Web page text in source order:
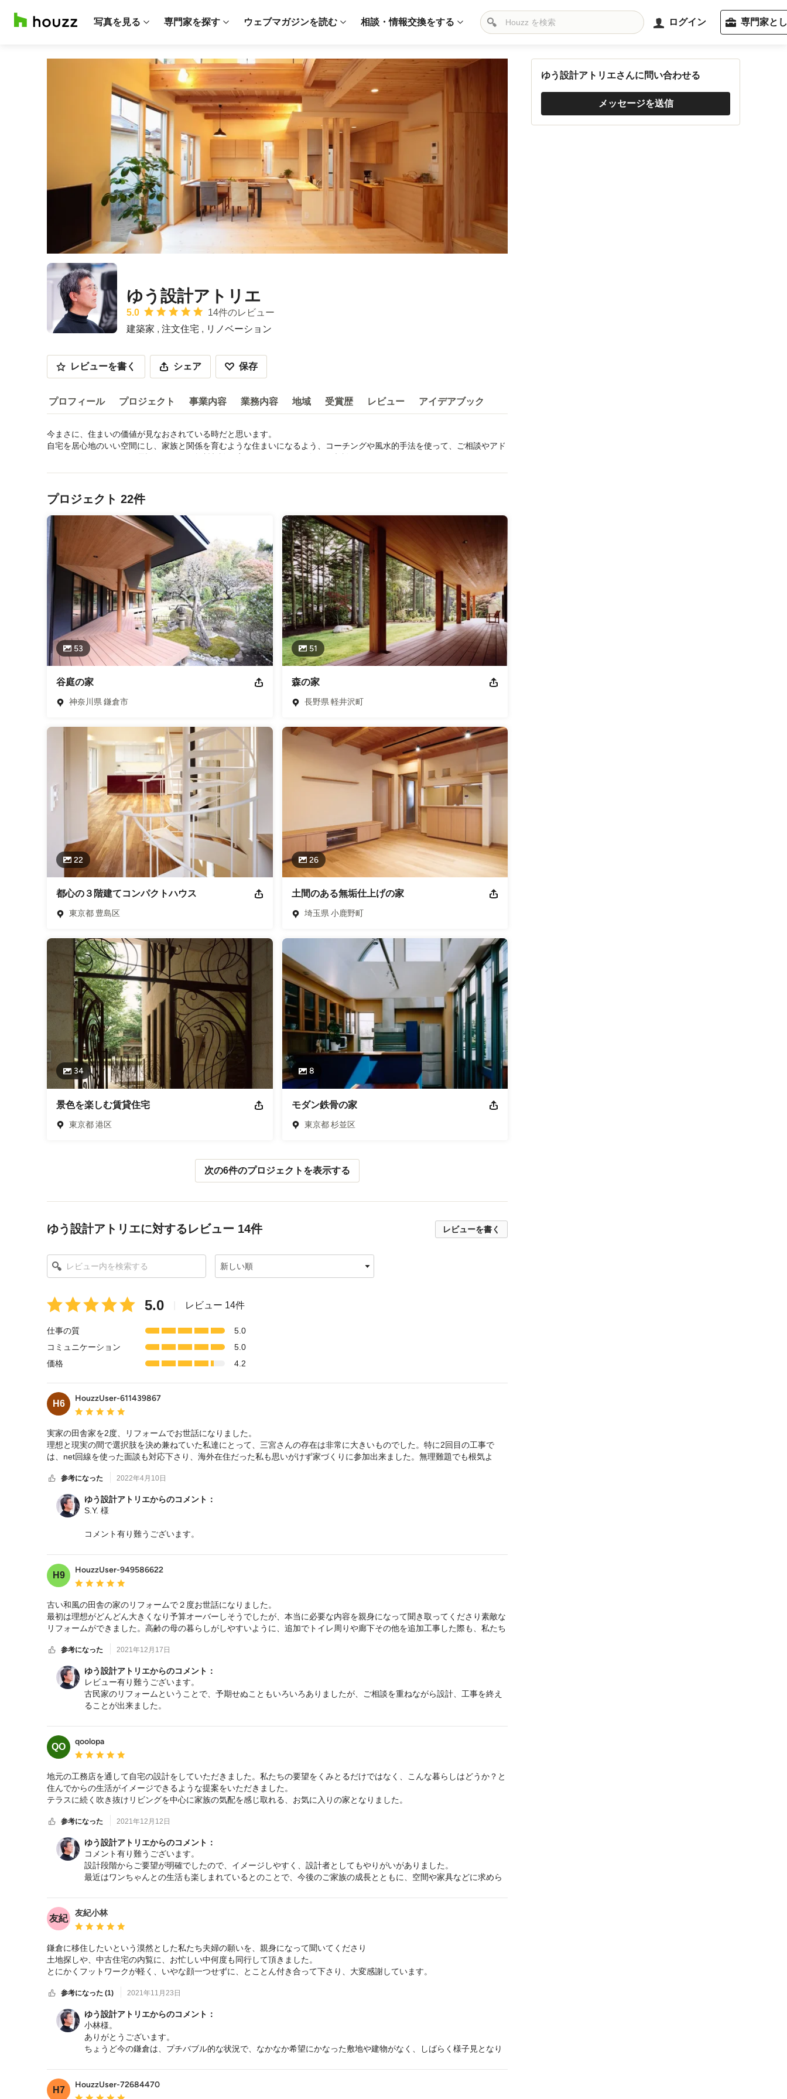
写真を見る 専門家を探す ウェブマガジンを読む 相談・情報交換をする ログイン 専門家と
ゆう設計アトリエ
平均評価：5つ星中 星5
5.0
14件のレビュー
建築家 , 注文住宅 , リノベーション
レビューを書く シェア 保存
プロフィール プロジェクト 事業内容 業務内容 地域 受賞歴 レビュー アイデアブック
プロフィール
今まさに、住まいの価値が見なおされている時だと思います。
自宅を居心地のいい空間にし、家族と関係を育むような住まいになるよう、コーチングや風水的手法を使って、ご相談やアド
受賞歴：
資格・免許：
ライセンスナンバー（建築士登録番号など）: 一級建築士 ハウジングコーチ
業種
建築家 リノベーション
プロジェクト 22件
53
谷庭の家
神奈川県 鎌倉市
51
森の家
長野県 軽井沢町
22
都心の３階建てコンパクトハウス
東京都 豊島区
26
土間のある無垢仕上げの家
埼玉県 小鹿野町
34
景色を楽しむ賃貸住宅
東京都 港区
8
モダン鉄骨の家
東京都 杉並区
次の6件のプロジェクトを表示する
レビューを書く
ゆう設計アトリエに対するレビュー 14件
新しい順
平
均
価：
5
つ
中
星
5
5.0 レビュー 14件
仕事の質
5.0
コミュニケーション
5.0
価格
4.2
H6
HouzzUser-611439867
平均評価：5つ星中 星5
実家の田舎家を2度、リフォームでお世話になりました。
理想と現実の間で選択肢を決め兼ねていた私達にとって、三宮さんの存在は非常に大きいものでした。特に2回目の工事で
は、net回線を使った面談も対応下さり、海外在住だった私も思いがけず家づくりに参加出来ました。無理難題でも根気よ
参考になった 2022年4月10日
ゆう設計アトリエからのコメント：
S.Y. 様
コメント有り難うございます。
また、リモートでの打合せができたことは、私にとってもよい経験になりました。
これから住み続けられる中で、今後もいろいろと変わって行く部分、変えたいと思うようになる部分もあると思い
ますので、その際は遠慮なくご相談ください。
H9
HouzzUser-949586622
平均評価：5つ星中 星5
古い和風の田舎の家のリフォームで２度お世話になりました。
最初は理想がどんどん大きくなり予算オーバーしそうでしたが、本当に必要な内容を親身になって聞き取ってくださり素敵な
リフォームができました。高齢の母の暮らしがしやすいように、追加でトイレ周りや廊下その他を追加工事した際も、私たち
お陰様で、工務店とのコミュニケーションの煩雑さも最小限にでき理想の具現化にまた一歩近づくことができました。
三宮さんにお願いして本当に良かったと思います。
参考になった 2021年12月17日
ゆう設計アトリエからのコメント：
レビュー有り難うございます。
古民家のリフォームということで、予期せぬこともいろいろありましたが、ご相談を重ねながら設計、工事を終え
ることが出来ました。
よい経験になりました。
これからも生活していく中で、色々と要望や生活スタイルの変化での相談がありましたら、遠慮なくどうぞご相談
ください。
QO
qoolopa
平均評価：5つ星中 星5
地元の工務店を通して自宅の設計をしていただきました。私たちの要望をくみとるだけではなく、こんな暮らしはどうか？と
住んでからの生活がイメージできるような提案をいただきました。
テラスに続く吹き抜けリビングを中心に家族の気配を感じ取れる、お気に入りの家となりました。
ています。
ありがとうございました。
参考になった 2021年12月12日
ゆう設計アトリエからのコメント：
コメント有り難うございます。
設計段階からご要望が明確でしたので、イメージしやすく、設計者としてもやりがいがありました。
最近はワンちゃんとの生活も楽しまれているとのことで、今後のご家族の成長とともに、空間や家具などに求めら
友紀
友紀小林
平均評価：5つ星中 星5
鎌倉に移住したいという漠然とした私たち夫婦の願いを、親身になって聞いてくださり
土地探しや、中古住宅の内覧に、お忙しい中何度も同行して頂きました。
とにかくフットワークが軽く、いやな顔一つせずに、とことん付き合って下さり、大変感謝しています。
遊び心にもあふれた、人情味の厚い三宮さんに
参考になった (1) 2021年11月23日
ゆう設計アトリエからのコメント：
小林様。
ありがとうございます。
ちょうど今の鎌倉は、プチバブル的な状況で、なかなか希望にかなった敷地や建物がなく、しばらく様子見となり
も下見に行きますし、鎌倉へも気軽にいらしていただけると嬉しいです。
H7
HouzzUser-72684470
ゆう設計アトリエさんに問い合わせる
メッセージを送信